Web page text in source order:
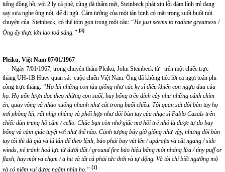
tiếng đồng hồ, với 2 ly cà phê, cũng đã thấm mệt, Steinbeck phải xin lỗi đám lính trẻ đang
say sưa nghe ông nói, để đi ngủ. Cảm tưởng của một tân binh có mặt trong suốt buổi nói
chuyện của Steinbeck, có thể tóm gọn trong một câu: “He just seems to radiate greatness /
Ông ấy thực lớn lao toả sáng.” [3]
Pleiku, Việt Nam 07/01/1967
Ngày 7/01/1967, trong chuyến thăm Pleiku, John Steinbeck từ trên một chiếc trực
thăng UH-1B Huey quan sát cuộc chiến Việt Nam. Ông đã không tiếc lời ca ngợi toán phi
công trực thăng: “Họ lái những con tàu giống như các kỵ sĩ điều khiển con ngựa đua của
họ. Họ uốn lượn dọc theo những con suối, bay bổng trên đỉnh cây như những cánh chim
én, quay vòng và nhào xuống nhanh như cắt trong buổi chiều. Tôi quan sát đôi bàn tay họ
nơi phòng lái, rất nhịp nhàng và phối hợp như đôi bàn tay của nhạc sĩ Pablo Casals trên
chiếc đàn trung hồ cầm / cello. Chắc bạn còn nhớ giấc mơ hồi trẻ nhỏ là được tự do bay
bổng và cảm giác tuyệt vời như thế nào. Cảnh tượng bây giờ giống như vậy, nhưng đôi bàn
tay tôi thì đã già và lú lẫn để theo lệnh, bảo phải bay vút lên / updrafts và cắt ngang / side
winds, né tránh hoả lực từ dưới đất / ground fire báo hiệu bằng một nháng lửa / tiny puff or
flash, hay một va chạm / a hit và tất cả phải tức thời và tự động. Và tôi chỉ biết ngưỡng mộ
và có niềm vui được ngắm nhìn họ.” [1]